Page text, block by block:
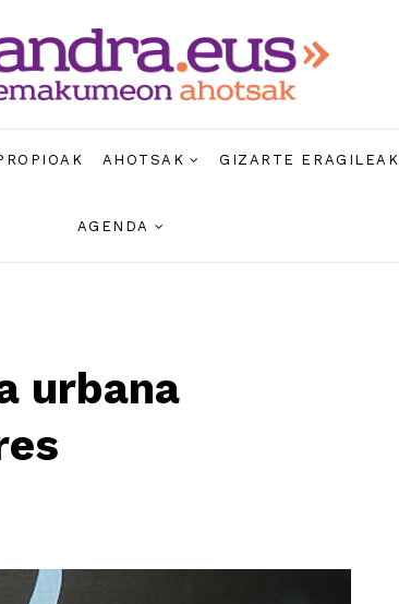
AHOTSAK GIZARTE ERAGILEAK
AGENDA
urbana